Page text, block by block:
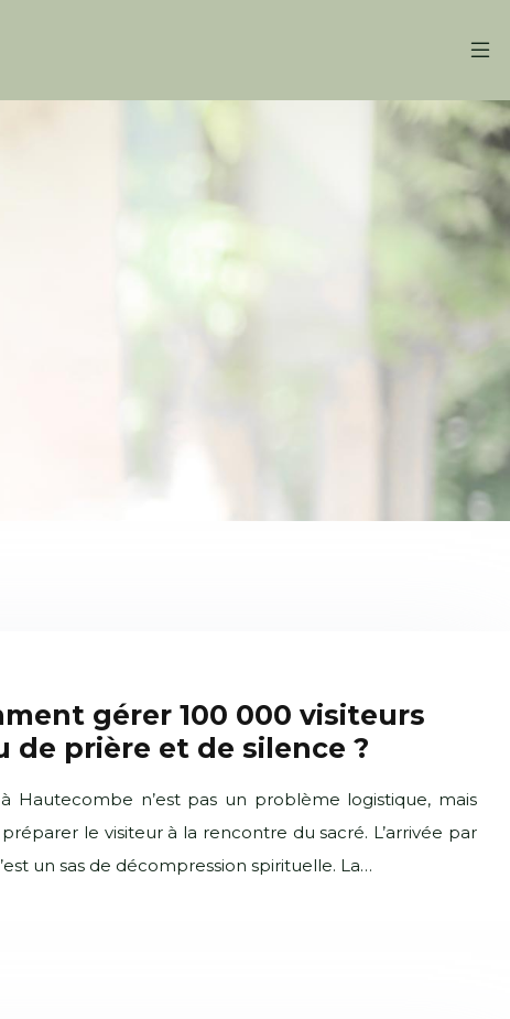
gérer 100 000 visiteurs
de prière et de silence ?
Hautecombe n’est pas un problème logistique, mais
le visiteur à la rencontre du sacré. L’arrivée par
un sas de décompression spirituelle. La…